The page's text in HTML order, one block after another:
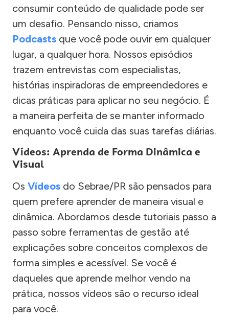
consumir conteúdo de qualidade pode ser
um desafio. Pensando nisso, criamos
Podcasts que você pode ouvir em qualquer
lugar, a qualquer hora. Nossos episódios
trazem entrevistas com especialistas,
histórias inspiradoras de empreendedores e
dicas práticas para aplicar no seu negócio. É
a maneira perfeita de se manter informado
enquanto você cuida das suas tarefas diárias.
Vídeos: Aprenda de Forma Dinâmica e
Visual
Os Vídeos do Sebrae/PR são pensados para
quem prefere aprender de maneira visual e
dinâmica. Abordamos desde tutoriais passo a
passo sobre ferramentas de gestão até
explicações sobre conceitos complexos de
forma simples e acessível. Se você é
daqueles que aprende melhor vendo na
prática, nossos vídeos são o recurso ideal
para você.